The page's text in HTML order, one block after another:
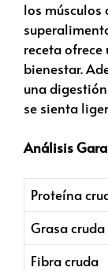
los músculos
receta
bienestar.
una
se sienta
Análisis
Proteína
Grasa cruda
Fibra cruda